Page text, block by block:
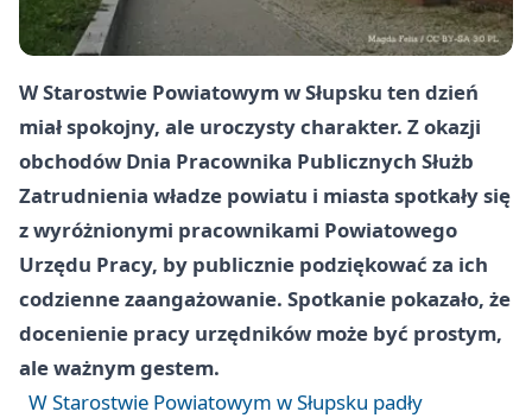
W Starostwie Powiatowym w Słupsku ten dzień
miał spokojny, ale uroczysty charakter. Z okazji
obchodów Dnia Pracownika Publicznych Służb
Zatrudnienia władze powiatu i miasta spotkały się
z wyróżnionymi pracownikami Powiatowego
Urzędu Pracy, by publicznie podziękować za ich
codzienne zaangażowanie. Spotkanie pokazało, że
docenienie pracy urzędników może być prostym,
ale ważnym gestem.
W Starostwie Powiatowym w Słupsku padły